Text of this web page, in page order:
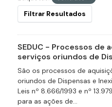
Filtrar Resultados
SEDUC - Processos de
serviços oriundos de
São os processos de
oriundos de Dispensas e
Leis nº 8.666/1993 e nº
para as ações de...